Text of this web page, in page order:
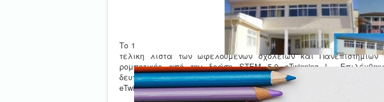
Το 1ο 5/θ Νηπιαγωγείο Kαρδίτσας, έπειτα από σχετική αίτηση της
τελική λίστα των ωφελούμενων σχολείων και
ρομποτικής από την δράση STEM 5.0 eTwinning !
δευτεροβάθμιας εκπαίδευσης και 5 Πανεπιστημιακά τμήματα.
eTwinning κριτήρια επιλογής σύμφωνα με την πρόσκληση.